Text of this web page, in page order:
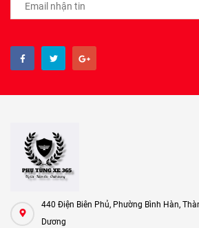
440 Điện Biên Phủ, Phường Bình Hàn,
Dương